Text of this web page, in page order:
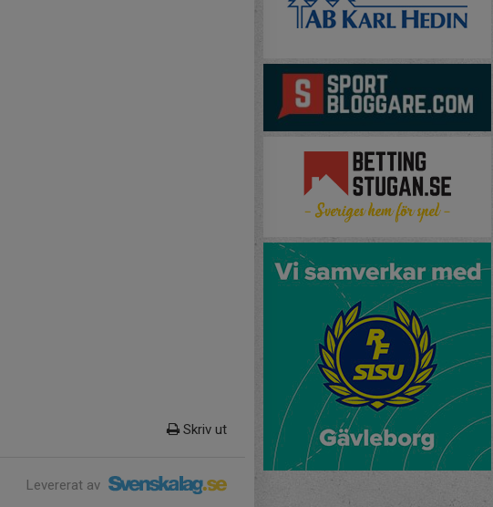
Skriv ut
Levererat av